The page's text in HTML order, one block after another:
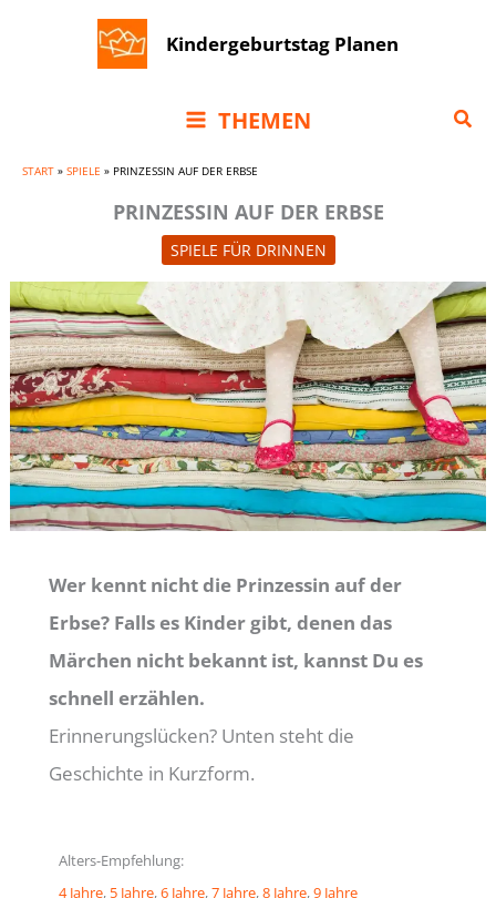
Kindergeburtstag Planen
THEMEN
START » SPIELE » PRINZESSIN AUF DER ERBSE
PRINZESSIN AUF DER ERBSE
SPIELE FÜR DRINNEN
Wer kennt nicht die Prinzessin auf der
Erbse? Falls es Kinder gibt, denen das
Märchen nicht bekannt ist, kannst Du es
schnell erzählen.
Erinnerungslücken? Unten steht die
Geschichte in Kurzform.
Alters-Empfehlung:
4 Jahre, 5 Jahre, 6 Jahre, 7 Jahre, 8 Jahre, 9 Jahre